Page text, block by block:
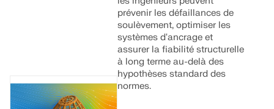
prévenir les défaillances de
soulèvement, optimiser les
systèmes d'ancrage et
assurer la fiabilité structurelle
à long terme au-delà des
hypothèses standard des
normes.